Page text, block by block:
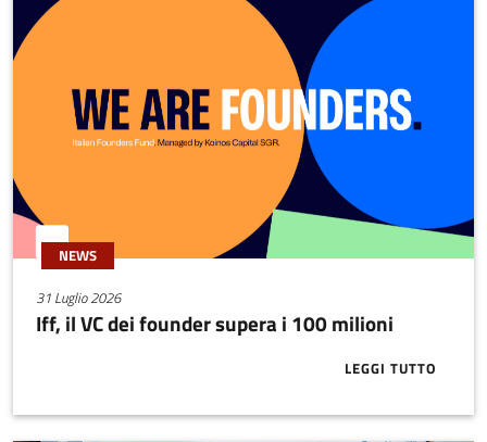
NEWS
31 Luglio 2026
Iff, il VC dei founder supera i 100 milioni
LEGGI TUTTO
ABOUT IFF,